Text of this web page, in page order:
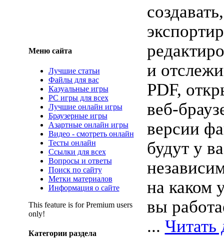
Меню сайта
Лучшие статьи
Файлы для вас
Казуальные игры
PC игры для всех
Лучшие онлайн игры
Браузерные игры
Азартные онлайн игры
Видео - смотреть онлайн
Тесты онлайн
Ссылки для всех
Вопросы и ответы
Поиск по сайту
Метки материалов
Информация о сайте
This feature is for Premium users
only!
Категории раздела
создавать,
и
PDF,
веб-
версии
будут у
на каком
вы
... Читать